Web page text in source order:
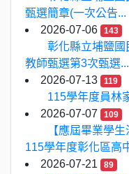
甄選簡章(一次公告...
2026-07-06
143
彰化縣立埔鹽
教師甄選第3次甄選...
2026-07-13
119
115學年度員林
2026-07-07
109
【應屆畢業學
115學年度彰化區高
2026-07-21
89